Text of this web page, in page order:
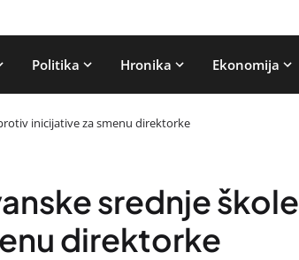
Politika Hronika Ekonomija
inicijative za smenu direktorke
srednje škole
direktorke